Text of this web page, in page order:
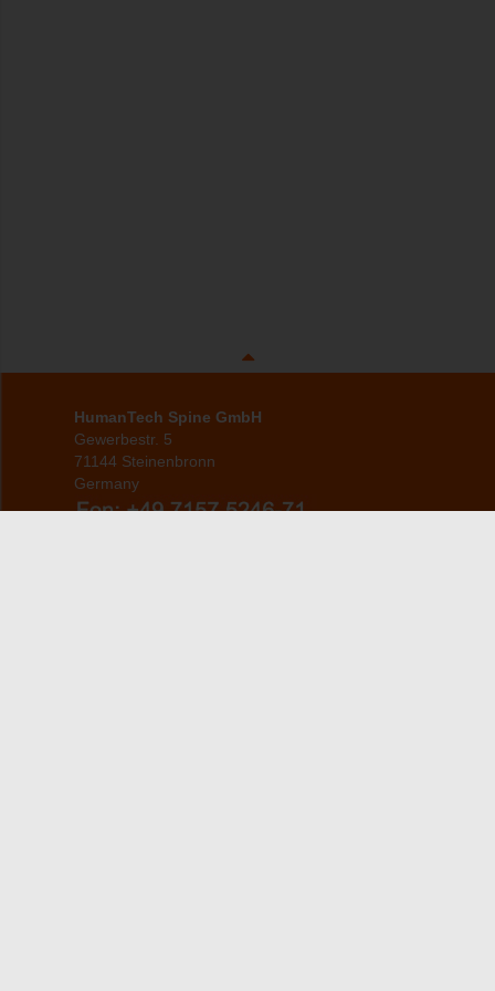
HumanTech Spine GmbH
Gewerbestr. 5
71144 Steinenbronn
Germany